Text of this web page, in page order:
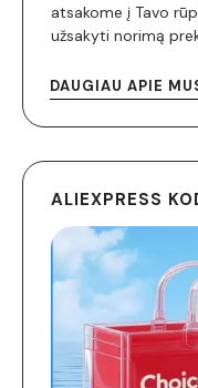
atsakome į Tavo
užsakyti norimą
DAUGIAU APIE
ALIEXPRESS